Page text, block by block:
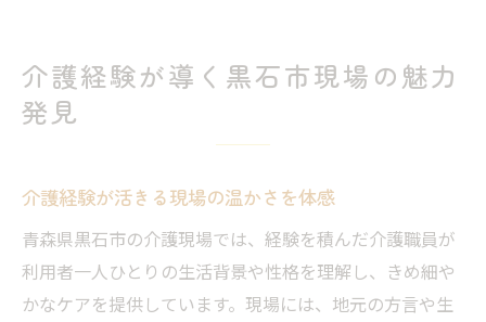
働く女性に伝えたい介護経験の価値
働く女性が知る介護経験の強みと支え合い
女性ならではの介護経験が現場を変える理
由
家庭と両立できる介護経験の活かし方
介護経験が導く黒石市現場の魅力
発見
介護経験が活きる現場の温かさを体感
青森県黒石市の介護現場では、経験を積んだ介護職員が
利用者一人ひとりの生活背景や性格を理解し、きめ細や
かなケアを提供しています。現場には、地元の方言や生